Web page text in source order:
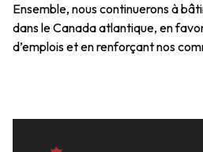
Ensemble, nous continuerons à
dans le Canada atlantique, en
d’emplois et en renforçant nos